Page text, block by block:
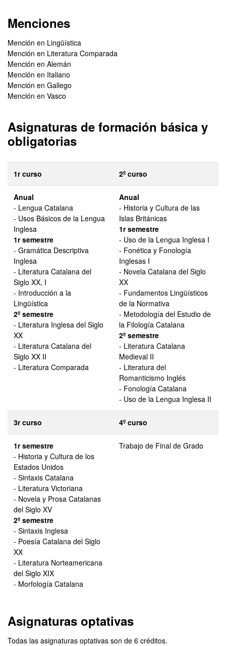
Menciones
Mención en Lingüística
Mención en Literatura Comparada
Mención en Alemán
Mención en Italiano
Mención en Gallego
Mención en Vasco
Asignaturas de formación básica y
obligatorias
1r curso 2º curso
Anual
- Lengua Catalana
- Usos Básicos de la Lengua
Inglesa
1r semestre
- Gramática Descriptiva
Inglesa
- Literatura Catalana del
Siglo XX, I
- Introducción a la
Lingüística
2º semestre
- Literatura Inglesa del Siglo
XX
- Literatura Catalana del
Siglo XX II
- Literatura Comparada
Anual
- Historia y Cultura de las
Islas Británicas
1r semestre
- Uso de la Lengua Inglesa I
- Fonética y Fonología
Inglesas I
- Novela Catalana del Siglo
XX
- Fundamentos Lingüísticos
de la Normativa
- Metodología del Estudio de
la Filología Catalana
2º semestre
- Literatura Catalana
Medieval II
- Literatura del
Romanticismo Inglés
- Fonología Catalana
- Uso de la Lengua Inglesa II
3r curso 4º curso
1r semestre
- Historia y Cultura de los
Estados Unidos
- Sintaxis Catalana
- Literatura Victoriana
- Novela y Prosa Catalanas
del Siglo XV
2º semestre
- Sintaxis Inglesa
- Poesía Catalana del Siglo
XX
- Literatura Norteamericana
del Siglo XIX
- Morfología Catalana
Trabajo de Final de Grado
Asignaturas optativas
Todas las asignaturas optativas son de 6 créditos.